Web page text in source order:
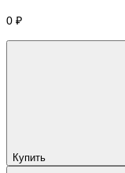
0 ₽
Купить